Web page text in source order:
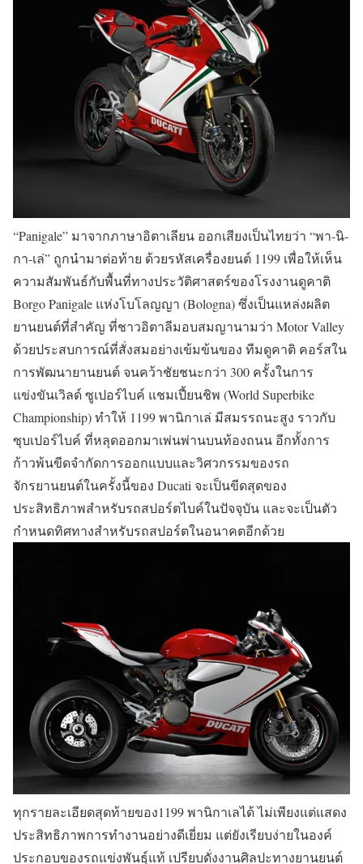
“Panigale” มาจากภาษาอิตาเลียน ออกเสียงเป็นไทยว่า “พา-นิ-
กา-เล่” ถูกนำมาต่อท้าย ด้วยรหัสเครื่องยนต์ 1199 เพื่อให้เห็น
ความสัมพันธ์กับพื้นที่ทางประวัติศาสตร์ของโรงงานดูคาติ
Borgo Panigale แห่งโบโลญญา (Bologna) ซึ่งเป็นแหล่งผลิต
ยานยนต์ที่สำคัญ ที่ชาวอิตาลีมอบสมญานามว่า Motor Valley
ด้วยประสบการณ์ที่สั่งสมอย่างเข้มข้นของ ทีมดูคาติ คอร์สใน
การพัฒนายานยนต์ จนคว้าชัยชนะกว่า 300 ครั้งในการ
แข่งขันเวิลด์ ซูเปอร์ไบค์ แชมเปี้ยนชิพ (World Superbike
Championship) ทำให้ 1199 พานิกาเล่ มีสมรรถนะสูง ราวกับ
ซุบเปอร์ไบค์ ที่หลุดออกมาเพ่นพ่านบนท้องถนน อีกทั้งการ
ก้าวพ้นขีดจำกัดการออกแบบและวิศวกรรมของรถ
จักรยานยนต์ในครั้งนี้ของ Ducati จะเป็นขีดสุดของ
ประสิทธิภาพสำหรับรถสปอร์ตไบค์ในปัจจุบัน และจะเป็นตัว
กำหนดทิศทางสำหรับรถสปอร์ตในอนาคตอีกด้วย
ทุกรายละเอียดสุดท้ายของ1199 พานิกาเลได้ ไม่เพียงแต่แสดง
ประสิทธิภาพการทำงานอย่างดีเยี่ยม แต่ยังเรียบง่ายในองค์
ประกอบของรถแข่งพันธุ์แท้ เปรียบดั่งงานศิลปะทางยานยนต์